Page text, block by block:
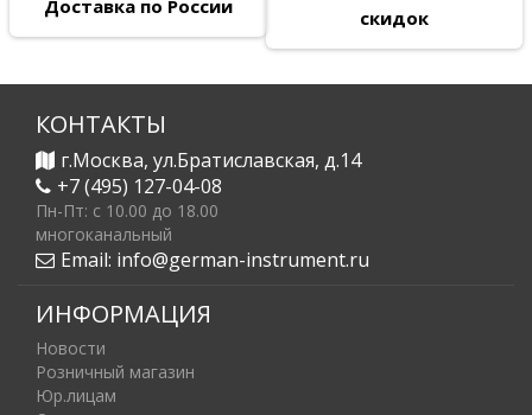
Доставка по России
скидок
КОНТАКТЫ
г.Москва, ул.Братиславская, д.14
+7 (495) 127-04-08
Пн-Пт: c 10.00 до 18.00
многоканальный
Email: info@german-instrument.ru
ИНФОРМАЦИЯ
Новости
Розничный магазин
Юр.лицам